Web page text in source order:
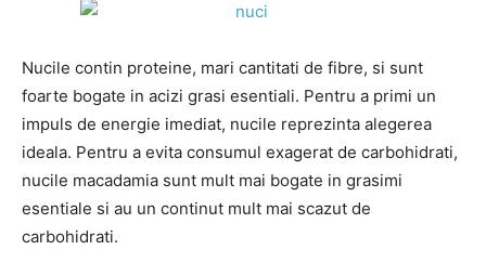
Nucile contin proteine, mari cantitati de fibre, si sunt
foarte bogate in acizi grasi esentiali. Pentru a primi un
impuls de energie imediat, nucile reprezinta alegerea
ideala. Pentru a evita consumul exagerat de carbohidrati,
nucile macadamia sunt mult mai bogate in grasimi
esentiale si au un continut mult mai scazut de
carbohidrati.